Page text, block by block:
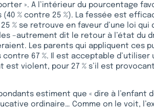
». A l’intérieur du pourcentage
% contre 25 %). La fessée est
% se retrouve en faveur d’une loi
–autrement dit le retour à l’état du
Les parents qui appliquent ces
contre 67 %. Il est acceptable
est violent, pour 27 % s’il est
estiment que « dire à l’enfant
ordinaire… Comme on le voit,